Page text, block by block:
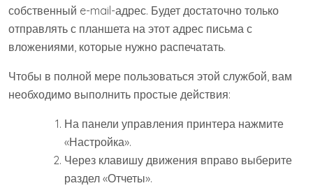
собственный e-mail-адрес. Будет достаточно только
отправлять с планшета на этот адрес письма с
вложениями, которые нужно распечатать.
Чтобы в полной мере пользоваться этой службой, вам
необходимо выполнить простые действия:
На панели управления принтера нажмите
«Настройка».
Через клавишу движения вправо выберите
раздел «Отчеты».